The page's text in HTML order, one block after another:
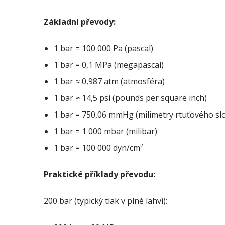
Základní převody:
1 bar = 100 000 Pa (pascal)
1 bar = 0,1 MPa (megapascal)
1 bar ≈ 0,987 atm (atmosféra)
1 bar ≈ 14,5 psi (pounds per square inch)
1 bar = 750,06 mmHg (milimetry rtuťového
1 bar = 1 000 mbar (milibar)
1 bar = 100 000 dyn/cm²
Praktické příklady převodu:
200 bar (typický tlak v plné lahvi):